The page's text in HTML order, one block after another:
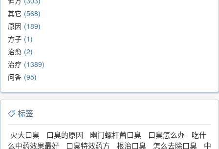
其它 568
原因 189
方子 1
治愈 2
治疗 1389
问答 95
标签
火大口臭 口臭的原因 幽门螺杆菌口臭 口臭怎么办
吃什
么中药效果最好
口臭特效药方 根治口臭 怎么去除口臭
中